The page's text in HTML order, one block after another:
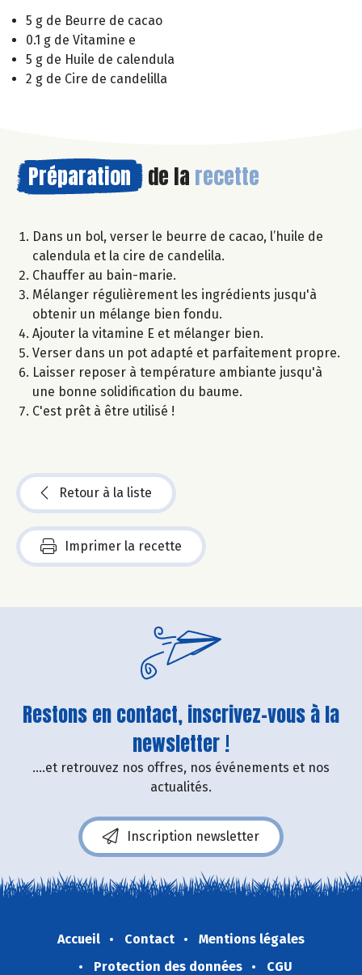
5 g de Beurre de cacao
0.1 g de Vitamine e
5 g de Huile de calendula
2 g de Cire de candelilla
Préparation de la recette
Dans un bol, verser le beurre de cacao, l’huile de
calendula et la cire de candelila.
Chauffer au bain-marie.
Mélanger régulièrement les ingrédients jusqu'à
obtenir un mélange bien fondu.
Ajouter la vitamine E et mélanger bien.
Verser dans un pot adapté et parfaitement propre.
Laisser reposer à température ambiante jusqu'à
une bonne solidification du baume.
C'est prêt à être utilisé !
Retour à la liste
Imprimer la recette
Restons en contact, inscrivez-vous à la
newsletter !
....et retrouvez nos offres, nos événements et nos
actualités.
Inscription newsletter
Accueil Contact
Mentions légales
Protection des données
CGU